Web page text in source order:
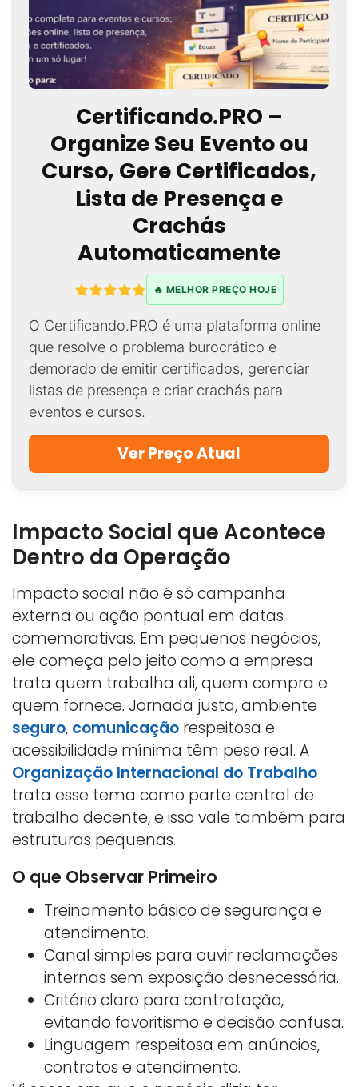
Certificando.PRO –
Organize Seu Evento ou
Curso, Gere Certificados,
Lista de Presença e
Crachás
Automaticamente
🔥 MELHOR PREÇO HOJE
O Certificando.PRO é uma plataforma online
que resolve o problema burocrático e
demorado de emitir certificados, gerenciar
listas de presença e criar crachás para
eventos e cursos.
Ver Preço Atual
Impacto Social que Acontece
Dentro da Operação
Impacto social não é só campanha
externa ou ação pontual em datas
comemorativas. Em pequenos negócios,
ele começa pelo jeito como a empresa
trata quem trabalha ali, quem compra e
quem fornece. Jornada justa, ambiente
seguro, comunicação respeitosa e
acessibilidade mínima têm peso real. A
Organização Internacional do Trabalho
trata esse tema como parte central de
trabalho decente, e isso vale também para
estruturas pequenas.
O que Observar Primeiro
Treinamento básico de segurança e
atendimento.
Canal simples para ouvir reclamações
internas sem exposição desnecessária.
Critério claro para contratação,
evitando favoritismo e decisão confusa.
Linguagem respeitosa em anúncios,
contratos e atendimento.